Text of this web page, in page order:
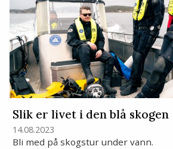
Slik er livet i den blå skogen
14.08.2023
Bli med på skogstur under vann.